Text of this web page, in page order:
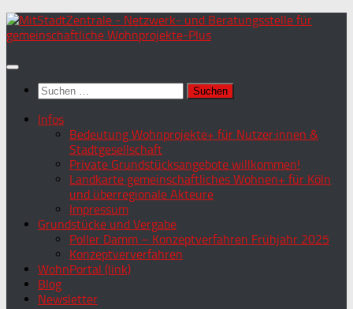
Zum
Inhalt
Suchen
nach:
Infos
Bedeutung Wohnprojekte+ für Nutzer:innen &
Stadtgesellschaft
Private Grundstücksangebote willkommen!
Landkarte gemeinschaftliches Wohnen+ für Köln
und überregionale Akteure
Impressum
Grundstücke und Vergabe
Poller Damm – Konzeptverfahren Frühjahr 2025
Konzeptververfahren
WohnPortal (link)
Blog
Newsletter